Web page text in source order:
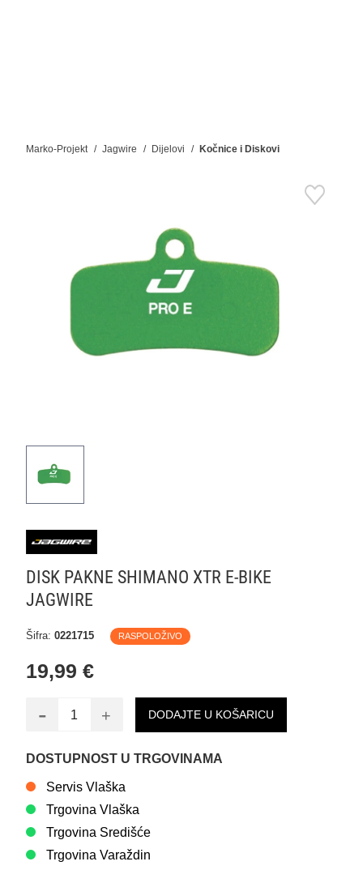
Marko-Projekt Jagwire Dijelovi Kočnice i Diskovi
DISK PAKNE SHIMANO XTR E-BIKE
JAGWIRE
Šifra: 0221715 RASPOLOŽIVO
19,99 €
- + DODAJTE U KOŠARICU
DOSTUPNOST U TRGOVINAMA
Servis Vlaška
Trgovina Vlaška
Trgovina Središće
Trgovina Varaždin